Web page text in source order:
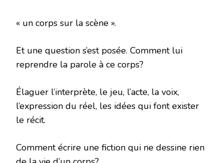
« un corps sur la scène ».
Et une question s’est posée. Comment lui
reprendre la parole à ce corps?
Élaguer l’interprète, le jeu, l’acte, la voix,
l’expression du réel, les idées qui font exister
le récit.
Comment écrire une fiction qui ne dessine rien